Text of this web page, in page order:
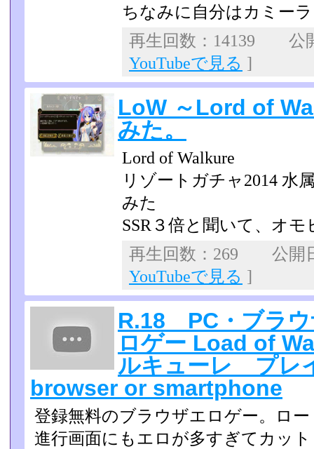
ちなみに自分はカミー
再生回数：14139 公
YouTubeで見る ]
LoW ～Lord of
みた。
Lord of Walkure
リゾートガチャ2014 水
みた
SSR３倍と聞いて、オ
再生回数：269 公開
YouTubeで見る ]
R.18 PC・ブラウ
ロゲー Load of
ルキューレ プ
browser or smartphone
登録無料のブラウザエロゲー。ロ
進行画面にもエロが多すぎてカッ